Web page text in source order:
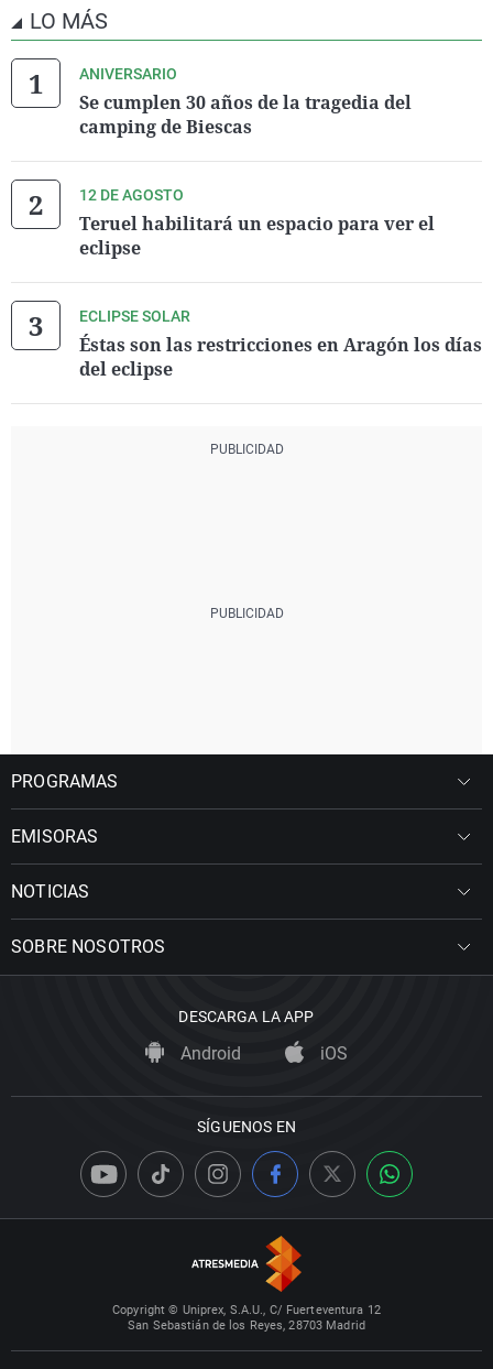
LO MÁS
ANIVERSARIO
Se cumplen 30 años de la tragedia del
camping de Biescas
12 DE AGOSTO
Teruel habilitará un espacio para ver el
eclipse
ECLIPSE SOLAR
Éstas son las restricciones en Aragón los días
del eclipse
PROGRAMAS
EMISORAS
NOTICIAS
SOBRE NOSOTROS
DESCARGA LA APP
Android iOS
SÍGUENOS EN
Copyright © Uniprex, S.A.U., C/ Fuerteventura 12
San Sebastián de los Reyes, 28703 Madrid